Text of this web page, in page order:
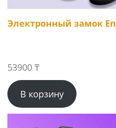
Электронный замок
53900 ₸
В корзину